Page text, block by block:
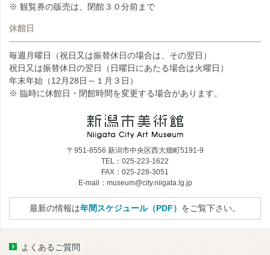
※ 観覧券の販売は、閉館３０分前まで
休館日
毎週月曜日（祝日又は振替休日の場合は、その翌日）
祝日又は振替休日の翌日（日曜日にあたる場合は火曜日）
年末年始（12月28日～１月３日）
※ 臨時に休館日・閉館時間を変更する場合があります。
〒951-8556 新潟市中央区西大畑町5191-9
TEL：025-223-1622
FAX：025-228-3051
E-mail：museum@city.niigata.lg.jp
最新の情報は年間スケジュール（PDF） をご覧下さい。
よくあるご質問